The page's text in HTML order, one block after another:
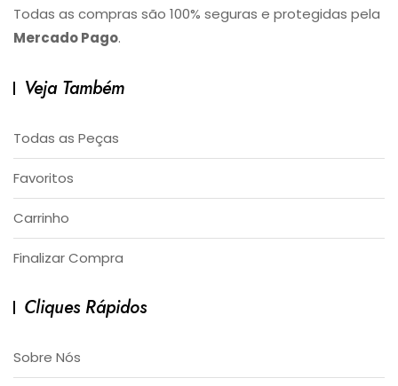
Todas as compras são 100% seguras e protegidas pela
Mercado Pago.
Veja Também
Todas as Peças
Favoritos
Carrinho
Finalizar Compra
Cliques Rápidos
Sobre Nós